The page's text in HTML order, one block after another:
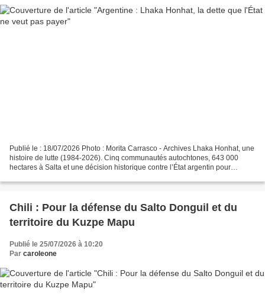
Publié le : 18/07/2026 Photo : Morita Carrasco - Archives Lhaka Honhat, une
histoire de lutte (1984-2026). Cinq communautés autochtones, 643 000
hectares à Salta et une décision historique contre l’État argentin pour
Chili : Pour la défense du Salto Donguil et du
territoire du Kuzpe Mapu
Publié le 25/07/2026 à 10:20
Par caroleone